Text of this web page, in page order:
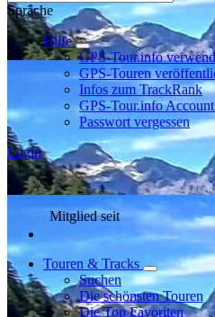
Sprache
Hilfe
GPS-Tour.info
GPS-Touren
Infos zum TrackRank
GPS-Tour.info
Passwort vergessen
Login
Mitglied seit
Touren & Tracks
Suchen
Die schönsten Touren
Die Top Favoriten